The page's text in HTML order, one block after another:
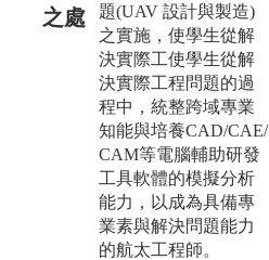
之處
題(UAV 設計與製造)
之實施，使學生從解
決實際工使學生從解
決實際工程問題的過
程中，統整跨域專業
知能與培養CAD/CAE/
CAM等電腦輔助研發
工具軟體的模擬分析
能力，以成為具備專
業素與解決問題能力
的航太工程師。